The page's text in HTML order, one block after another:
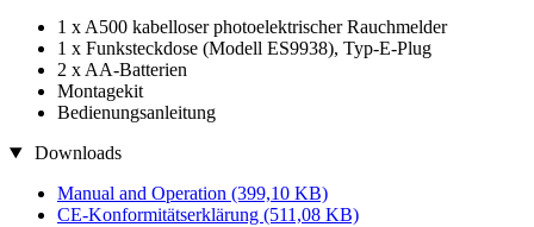
1 x A500 kabelloser photoelektrischer Rauchmelder
1 x Funksteckdose (Modell ES9938), Typ-E-Plug
2 x AA-Batterien
Montagekit
Bedienungsanleitung
Downloads
Manual and Operation (399,10 KB)
CE-Konformitätserklärung (511,08 KB)